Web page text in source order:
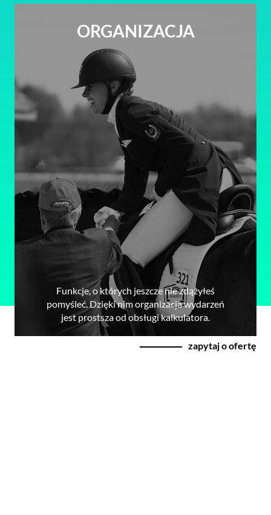
ORGANIZACJA
Funkcje, o których jeszcze nie zdążyłeś
pomyśleć. Dzięki nim organizacja wydarzeń
jest prostsza od obsługi kalkulatora.
zapytaj o ofertę